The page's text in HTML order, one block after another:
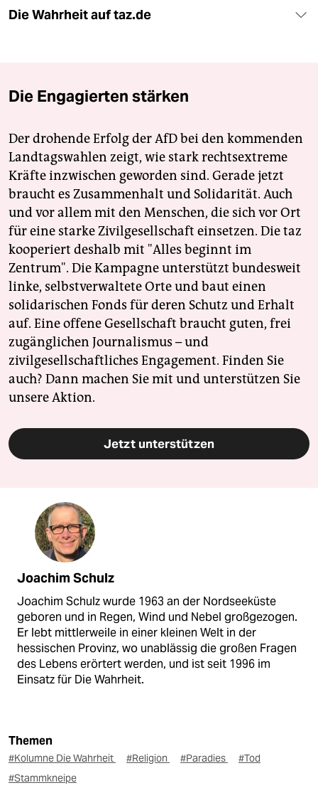
Die Wahrheit auf taz.de
Die Engagierten stärken
Der drohende Erfolg der AfD bei den kommenden
Landtagswahlen zeigt, wie stark rechtsextreme
Kräfte inzwischen geworden sind. Gerade jetzt
braucht es Zusammenhalt und Solidarität. Auch
und vor allem mit den Menschen, die sich vor Ort
für eine starke Zivilgesellschaft einsetzen. Die taz
kooperiert deshalb mit "Alles beginnt im
Zentrum". Die Kampagne unterstützt bundesweit
linke, selbstverwaltete Orte und baut einen
solidarischen Fonds für deren Schutz und Erhalt
auf. Eine offene Gesellschaft braucht guten, frei
zugänglichen Journalismus – und
zivilgesellschaftliches Engagement. Finden Sie
auch? Dann machen Sie mit und unterstützen Sie
unsere Aktion.
Jetzt unterstützen
Joachim Schulz
Joachim Schulz wurde 1963 an der Nordseeküste
geboren und in Regen, Wind und Nebel großgezogen.
Er lebt mittlerweile in einer kleinen Welt in der
hessischen Provinz, wo unablässig die großen Fragen
des Lebens erörtert werden, und ist seit 1996 im
Einsatz für Die Wahrheit.
Themen
#Kolumne Die Wahrheit #Religion #Paradies
#Tod
#Stammkneipe